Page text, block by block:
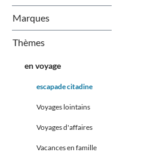
Marques
Thèmes
en voyage
escapade citadine
Voyages lointains
Voyages d'affaires
Vacances en famille